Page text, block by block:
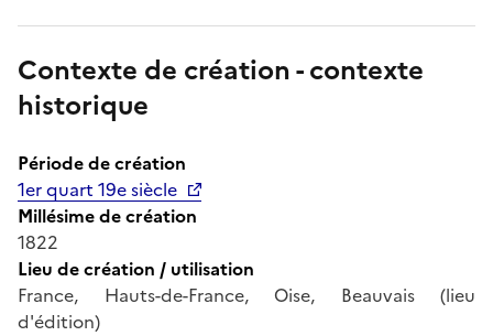
Contexte de création - contexte
historique
Période de création
1er quart 19e siècle
Millésime de création
1822
Lieu de création / utilisation
France, Hauts-de-France, Oise, Beauvais (lieu
d'édition)